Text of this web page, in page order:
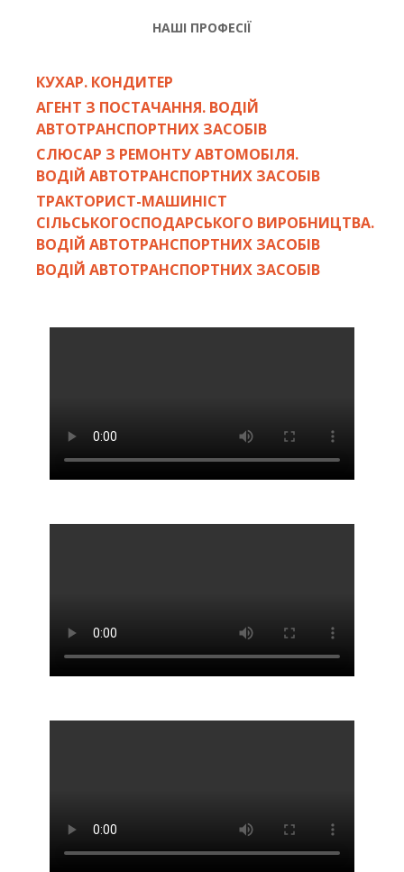
НАШІ ПРОФЕСІЇ
КУХАР. КОНДИТЕР
АГЕНТ З ПОСТАЧАННЯ. ВОДІЙ
АВТОТРАНСПОРТНИХ ЗАСОБІВ
СЛЮСАР З РЕМОНТУ АВТОМОБІЛЯ.
ВОДІЙ АВТОТРАНСПОРТНИХ ЗАСОБІВ
ТРАКТОРИСТ-МАШИНІСТ
СІЛЬСЬКОГОСПОДАРСЬКОГО ВИРОБНИЦТВА.
ВОДІЙ АВТОТРАНСПОРТНИХ ЗАСОБІВ
ВОДІЙ АВТОТРАНСПОРТНИХ ЗАСОБІВ